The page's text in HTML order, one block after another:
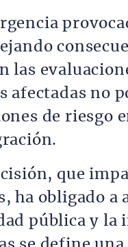
las
afectadas no
de riesgo
que
ha obligado
pública y la